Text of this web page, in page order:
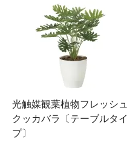
光触媒観葉植物フレッシュ
クッカバラ〔テーブルタイ
プ〕